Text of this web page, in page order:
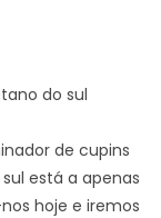
do sul
de cupins
está a apenas
hoje e iremos